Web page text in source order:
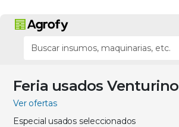
Feria usados Venturino
Ver ofertas
Especial usados seleccionados